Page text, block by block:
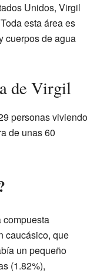
Unidos, Virgil
esta área es
cuerpos de agua
de Virgil
personas viviendo
de unas 60
compuesta
caucásico, que
un pequeño
(1.82%),